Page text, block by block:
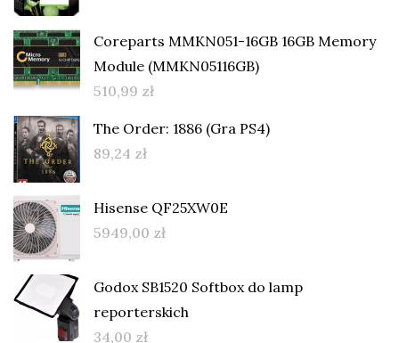
Coreparts MMKN051-16GB 16GB Memory
Module (MMKN05116GB)
510,99 zł
The Order: 1886 (Gra PS4)
89,24 zł
Hisense QF25XW0E
5949,00 zł
Godox SB1520 Softbox do lamp
reporterskich
34,00 zł